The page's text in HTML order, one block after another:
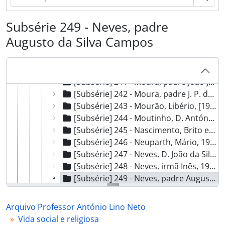
Subsérie 249 - Neves, padre
Augusto da Silva Campos
[Subsérie] 235 - Monteiro, padre Sousa, [s.d.]
[Subsérie] 236 - Montenegro, Artur, 1915 - ?
[Subsérie] 237 - Mota, Amílcar, 1918 - ?
[Subsérie] 238 - Moura, D. Agostinho Joaquim Lopes de, [ant. 1952 - 1960?]
[Subsérie] 239 - Moura, Carneiro de, 1919 - ?
[Subsérie] 240 - Moura, padre Domingos da Conceição Pires e, 1926 - 1950
[Subsérie] 241 - Moura, padre João José Alvares de, [1919 - 1957?]
[Subsérie] 242 - Moura, padre J. P. de, 1915 - ?
[Subsérie] 243 - Mourão, Libério, [1917 - 1931?]
[Subsérie] 244 - Moutinho, D. António, 1914 - ?
[Subsérie] 245 - Nascimento, Brito e, 1930 - ?
[Subsérie] 246 - Neuparth, Mário, 1937 - ?
[Subsérie] 247 - Neves, D. João da Silva Campos, [1931 - 1961?]
[Subsérie] 248 - Neves, irmã Inês, 1946 - 1950
[Subsérie] 249 - Neves, padre Augusto da Silva Campos, 1937 - ?
[Documento simples] 01 - Cartão do padre Augusto da Silva Campos Neves para António Lino Neto, 1937-06-25 - ?
[Subsérie] 250 - Nunciatura Apostólica em Portugal, [1904 - 1930?]
[Subsérie] 251 - Nunes, D. José da Costa, [1928 - 1947?]
Arquivo Professor António Lino Neto
Vida social e religiosa